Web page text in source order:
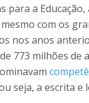
para a Educação,
com os
nos anos
773 milhões de
seja, a escrita e